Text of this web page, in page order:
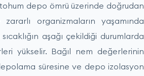
depo ömrü üzerinde doğrudan
organizmaların yaşamında
aşağı çekildiği durumlarda
yükselir. Bağıl nem değerlerinin
süresine ve depo izolasyon